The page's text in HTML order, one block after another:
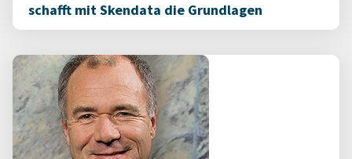
schafft mit Skendata die Grundlagen